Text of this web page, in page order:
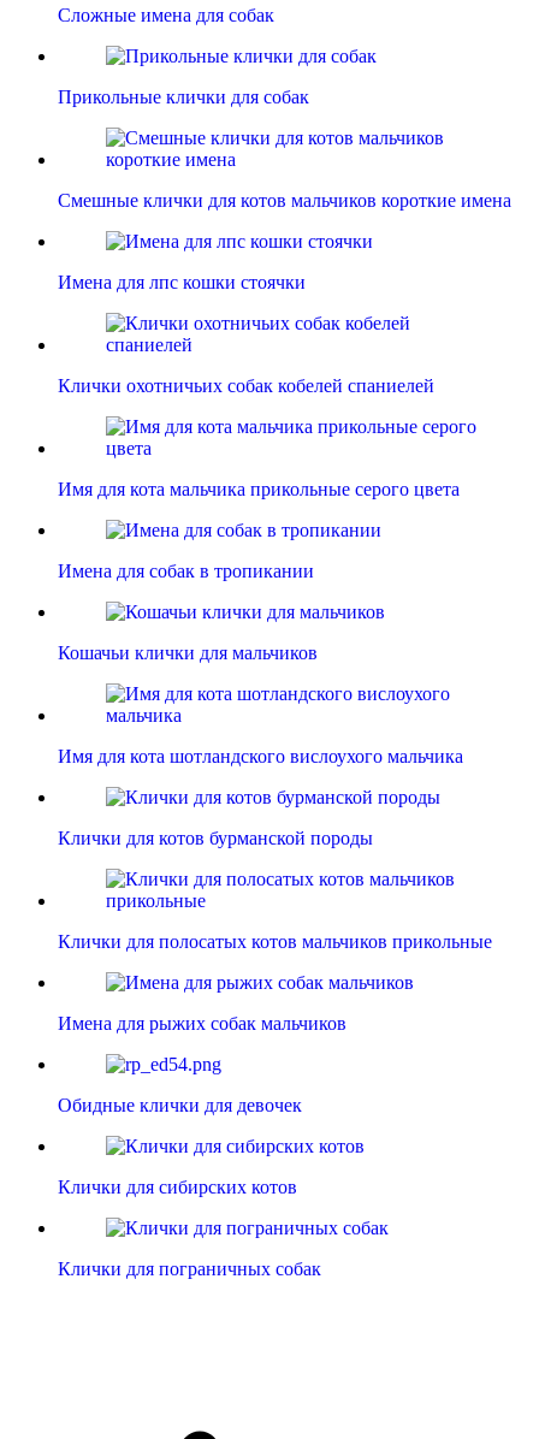
Сложные имена для собак
Прикольные клички для собак
Смешные клички для котов мальчиков короткие имена
Имена для лпс кошки стоячки
Клички охотничьих собак кобелей спаниелей
Имя для кота мальчика прикольные серого цвета
Имена для собак в тропикании
Кошачьи клички для мальчиков
Имя для кота шотландского вислоухого мальчика
Клички для котов бурманской породы
Клички для полосатых котов мальчиков прикольные
Имена для рыжих собак мальчиков
Обидные клички для девочек
Клички для сибирских котов
Клички для пограничных собак